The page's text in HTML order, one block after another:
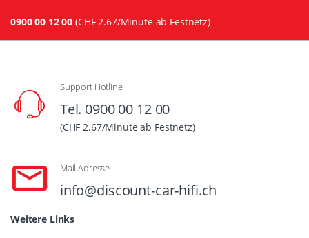
0900 00 12 00 (CHF 2.67/Minute ab Festnetz)
Support Hotline
Tel. 0900 00 12 00
(CHF 2.67/Minute ab Festnetz)
Mail Adresse
info@discount-car-hifi.ch
Weitere Links